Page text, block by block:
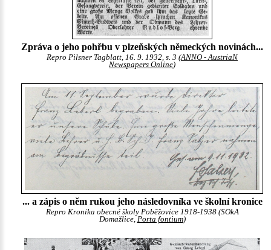
Zpráva o jeho pohřbu v plzeňských německých novinách...
Repro Pilsner Tagblatt, 16. 9. 1932, s. 3 (ANNO - AustriaN
Newspapers Online)
... a zápis o něm rukou jeho následovníka ve školní kronice
Repro Kronika obecné školy Poběžovice 1918-1938 (SOkA
Domažlice, Porta fontium)